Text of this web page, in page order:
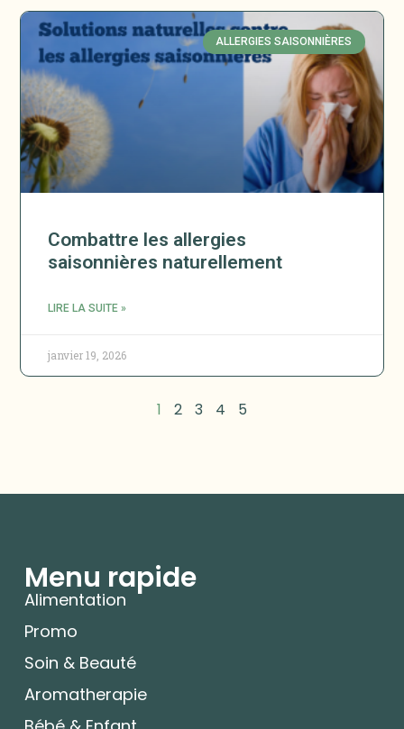
ALLERGIES SAISONNIÈRES
Combattre les allergies
saisonnières naturellement
LIRE LA SUITE »
janvier 19, 2026
1 2 3 4 5
Menu rapide
Alimentation
Promo
Soin & Beauté
Aromatherapie